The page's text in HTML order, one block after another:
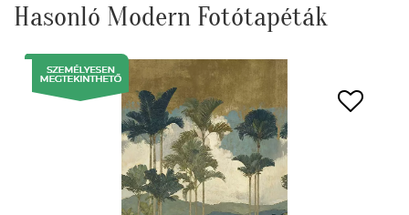
Hasonló Modern Fotótapéták